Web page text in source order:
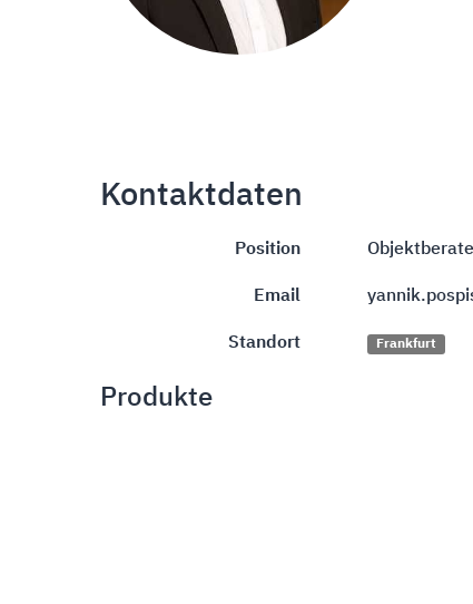
Kontaktdaten
Position
Email
Standort Frankfurt
Produkte